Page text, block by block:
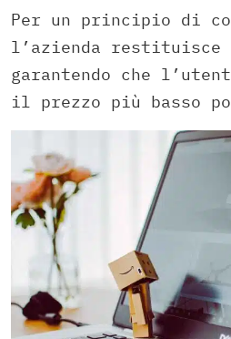
Per un principio di
l’azienda
garantendo che
il prezzo più basso